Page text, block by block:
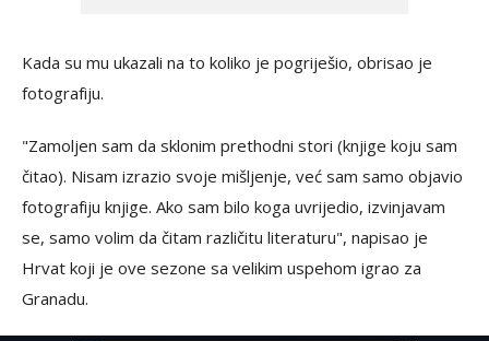
Kada su mu ukazali na to koliko je pogriješio, obrisao je
fotografiju.
"Zamoljen sam da sklonim prethodni stori (knjige koju sam
čitao). Nisam izrazio svoje mišljenje, već sam samo objavio
fotografiju knjige. Ako sam bilo koga uvrijedio, izvinjavam
se, samo volim da čitam različitu literaturu", napisao je
Hrvat koji je ove sezone sa velikim uspehom igrao za
Granadu.